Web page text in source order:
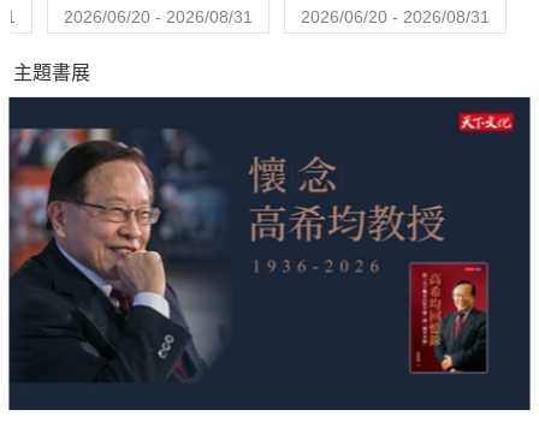
2026/06/20 - 2026/08/31 2026/06/20 - 2026/08/31
主題書展